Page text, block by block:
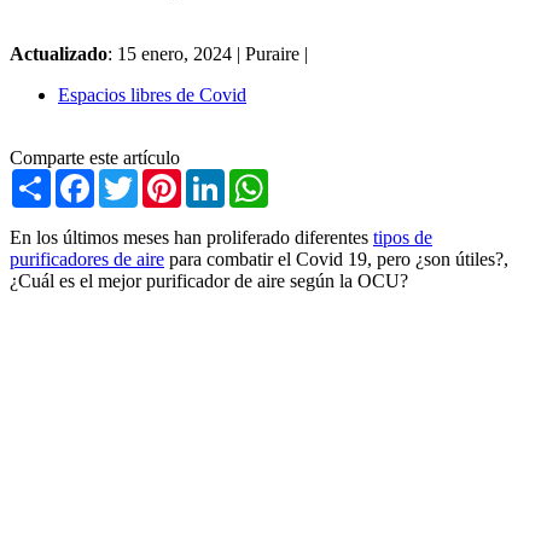
Actualizado: 15 enero, 2024 | Puraire |
Espacios libres de Covid
Comparte este artículo
Share Facebook
TwitterPinterestLinkedIn
En los últimos meses han proliferado diferentes tipos de
purificadores de aire para combatir el Covid 19, pero ¿son útiles?,
¿Cuál es el mejor purificador de aire según la OCU?